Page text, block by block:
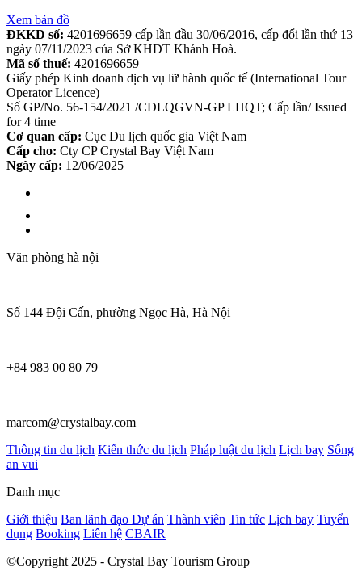
Xem bản đồ
ĐKKD số: 4201696659 cấp lần đầu 30/06/2016, cấp đổi lần thứ 13
ngày 07/11/2023 của Sở KHDT Khánh Hoà.
Mã số thuế: 4201696659
Giấy phép Kinh doanh dịch vụ lữ hành quốc tế (International Tour
Operator Licence)
Số GP/No. 56-154/2021 /CDLQGVN-GP LHQT; Cấp lần/ Issued
for 4 time
Cơ quan cấp: Cục Du lịch quốc gia Việt Nam
Cấp cho: Cty CP Crystal Bay Việt Nam
Ngày cấp: 12/06/2025
Văn phòng hà nội
Số 144 Đội Cấn, phường Ngọc Hà, Hà Nội
+84 983 00 80 79
marcom@crystalbay.com
Thông tin du lịch Kiến thức du lịch Pháp luật du lịch Lịch bay Sống
an vui
Danh mục
Giới thiệu Ban lãnh đạo Dự án Thành viên Tin tức Lịch bay Tuyển
dụng Booking Liên hệ CBAIR
©Copyright 2025 - Crystal Bay Tourism Group